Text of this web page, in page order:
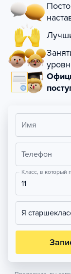
Имя
Телефон
Класс, в который
11
Я